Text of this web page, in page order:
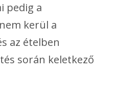
pedig a
kerül a
az ételben
során keletkező